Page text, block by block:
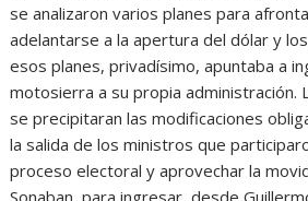
se analizaron varios planes para
adelantarse a la apertura del dólar y
esos planes, privadísimo, apuntaba a
motosierra a su propia administración.
se precipitaran las modificaciones
la salida de los ministros que
proceso electoral y aprovechar la
Sonaban, para ingresar, desde